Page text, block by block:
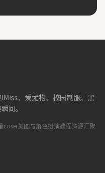
、爱尤物、校园制服、黑
间。
美图与角色扮演教程资源汇聚